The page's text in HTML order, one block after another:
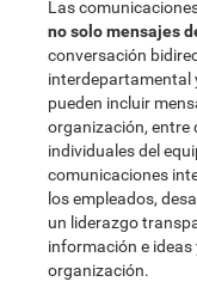
Las
no solo mensajes
conversación
interdepartamental
pueden incluir
organización, entre
individuales del
comunicaciones
los empleados,
un liderazgo
información e ideas
organización.